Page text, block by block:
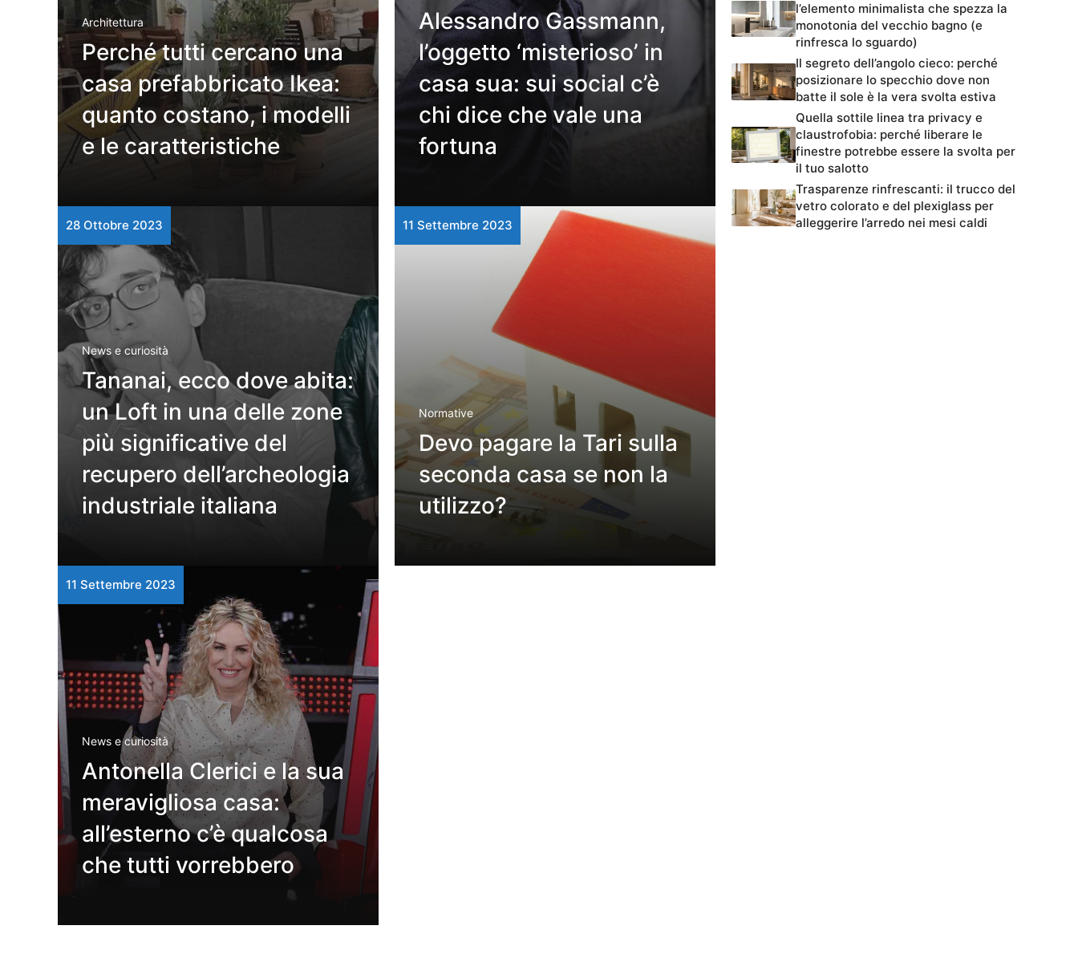
Architettura
Perché tutti cercano una
casa prefabbricato Ikea:
quanto costano, i modelli
e le caratteristiche
Alessandro Gassmann,
l’oggetto ‘misterioso’ in
casa sua: sui social c’è
chi dice che vale una
fortuna
28 Ottobre 2023
News e curiosità
Tananai, ecco dove abita:
un Loft in una delle zone
più significative del
recupero dell’archeologia
industriale italiana
11 Settembre 2023
Normative
Devo pagare la Tari sulla
seconda casa se non la
utilizzo?
11 Settembre 2023
News e curiosità
Antonella Clerici e la sua
meravigliosa casa:
all’esterno c’è qualcosa
che tutti vorrebbero
l’elemento minimalista che spezza la
monotonia del vecchio bagno (e
rinfresca lo sguardo)
Il segreto dell’angolo cieco: perché
posizionare lo specchio dove non
batte il sole è la vera svolta estiva
Quella sottile linea tra privacy e
claustrofobia: perché liberare le
finestre potrebbe essere la svolta per
il tuo salotto
Trasparenze rinfrescanti: il trucco del
vetro colorato e del plexiglass per
alleggerire l’arredo nei mesi caldi